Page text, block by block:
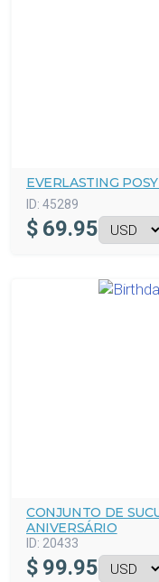
EVERLASTING
ID: 45289
$ 69.95
CONJUNTO DE
ANIVERSÁRIO
ID: 20433
$ 99.95